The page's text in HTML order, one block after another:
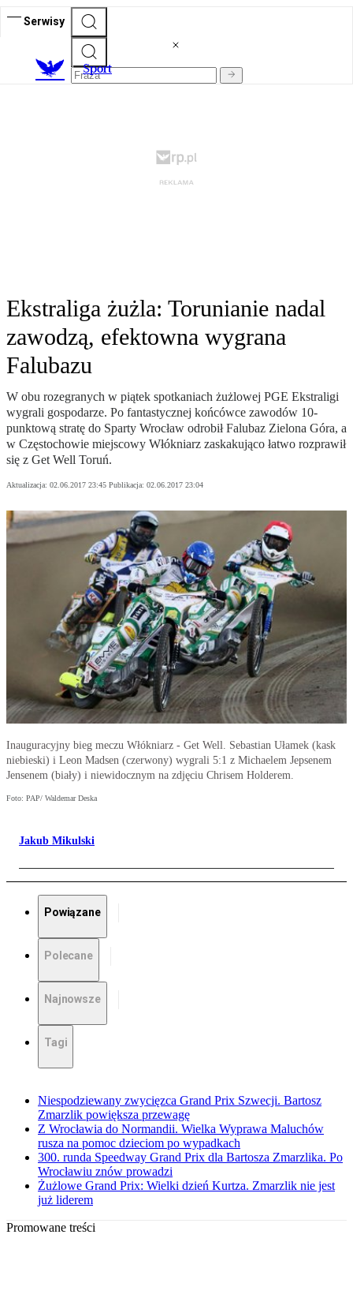
Serwisy
Sport
Ekstraliga żużla: Torunianie nadal
zawodzą, efektowna wygrana
Falubazu
W obu rozegranych w piątek spotkaniach żużlowej PGE Ekstraligi
wygrali gospodarze. Po fantastycznej końcówce zawodów 10-
punktową stratę do Sparty Wrocław odrobił Falubaz Zielona Góra, a
w Częstochowie miejscowy Włókniarz zaskakująco łatwo rozprawił
się z Get Well Toruń.
Aktualizacja: 02.06.2017 23:45 Publikacja: 02.06.2017 23:04
Inauguracyjny bieg meczu Włókniarz - Get Well. Sebastian Ułamek (kask
niebieski) i Leon Madsen (czerwony) wygrali 5:1 z Michaelem Jepsenem
Jensenem (biały) i niewidocznym na zdjęciu Chrisem Holderem.
Foto: PAP/ Waldemar Deska
Jakub Mikulski
Powiązane
Polecane
Najnowsze
Tagi
Niespodziewany zwycięzca Grand Prix Szwecji. Bartosz
Zmarzlik powiększa przewagę
Z Wrocławia do Normandii. Wielka Wyprawa Maluchów
rusza na pomoc dzieciom po wypadkach
300. runda Speedway Grand Prix dla Bartosza Zmarzlika. Po
Wrocławiu znów prowadzi
Żużlowe Grand Prix: Wielki dzień Kurtza. Zmarzlik nie jest
już liderem
Promowane treści